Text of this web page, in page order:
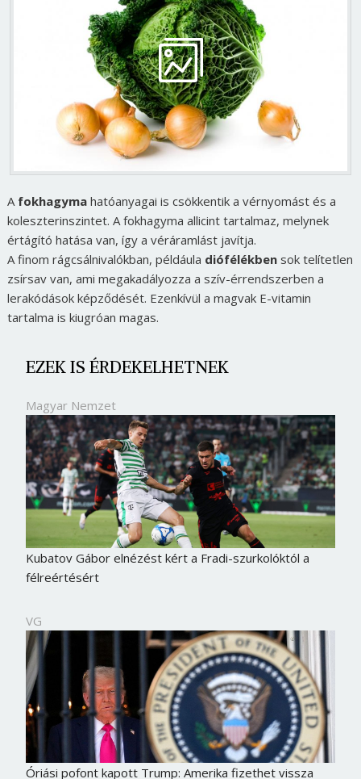
A fokhagymahatóanyagai is csökkentik a vérnyomást és a
koleszterinszintet. A fokhagyma allicint tartalmaz, melynek
értágító hatása van, így a véráramlást javítja.
A finom rágcsálnivalókban, példáula diófélékbensok telítetlen
zsírsav van, ami megakadályozza a szív-érrendszerben a
lerakódások képződését. Ezenkívül a magvak E-vitamin
tartalma is kiugróan magas.
EZEK IS ÉRDEKELHETNEK
Magyar Nemzet
Kubatov Gábor elnézést kért a Fradi-szurkolóktól a
félreértésért
VG
Óriási pofont kapott Trump: Amerika fizethet vissza